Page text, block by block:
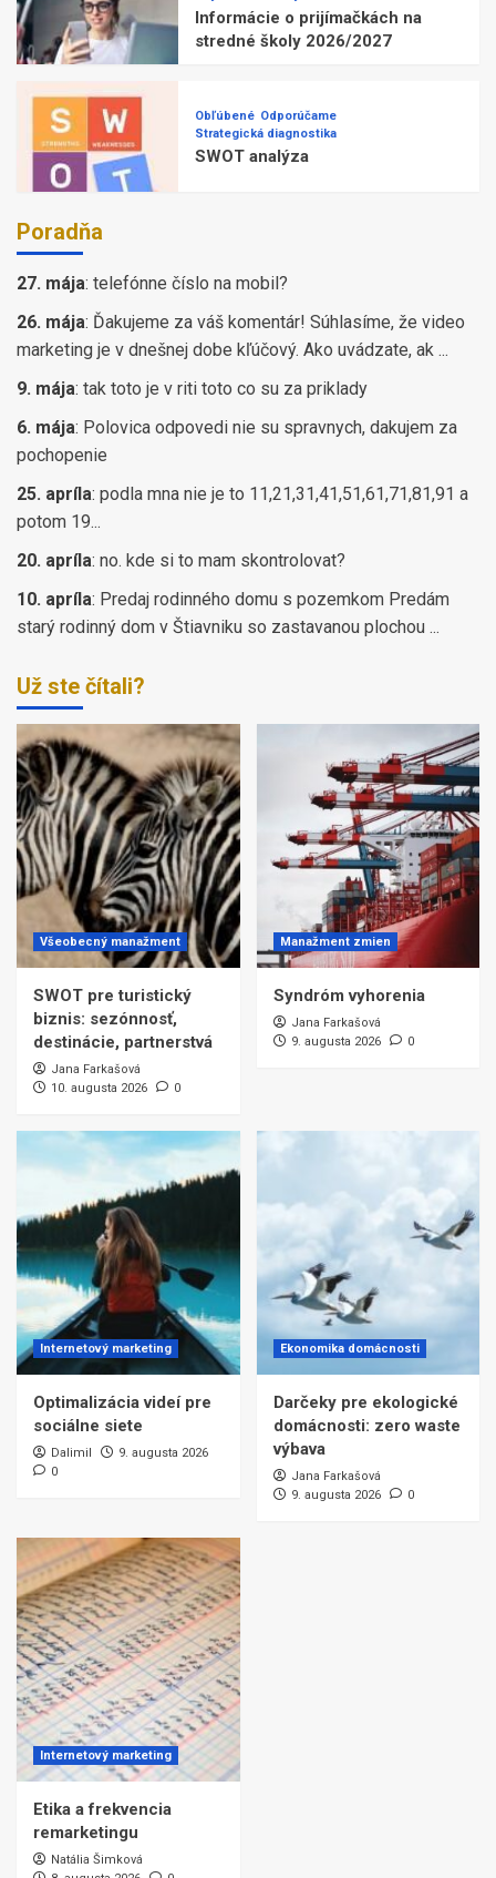
Informácie o prijímačkách na
stredné školy 2026/2027
Obľúbené Odporúčame
Strategická diagnostika
SWOT analýza
Poradňa
27. mája: telefónne číslo na mobil?
26. mája: Ďakujeme za váš komentár! Súhlasíme, že video
marketing je v dnešnej dobe kľúčový. Ako uvádzate, ak ...
9. mája: tak toto je v riti toto co su za priklady
6. mája: Polovica odpovedi nie su spravnych, dakujem za
pochopenie
25. apríla: podla mna nie je to 11,21,31,41,51,61,71,81,91 a
potom 19...
20. apríla: no. kde si to mam skontrolovat?
10. apríla: Predaj rodinného domu s pozemkom Predám
starý rodinný dom v Štiavniku so zastavanou plochou ...
Už ste čítali?
Všeobecný manažment
SWOT pre turistický
biznis: sezónnosť,
destinácie, partnerstvá
Jana Farkašová
10. augusta 2026
0
Manažment zmien
Syndróm vyhorenia
Jana Farkašová
9. augusta 2026
0
Internetový marketing
Optimalizácia videí pre
sociálne siete
Dalimil
9. augusta 2026
0
Ekonomika domácnosti
Darčeky pre ekologické
domácnosti: zero waste
výbava
Jana Farkašová
9. augusta 2026
0
Internetový marketing
Etika a frekvencia
remarketingu
Natália Šimková